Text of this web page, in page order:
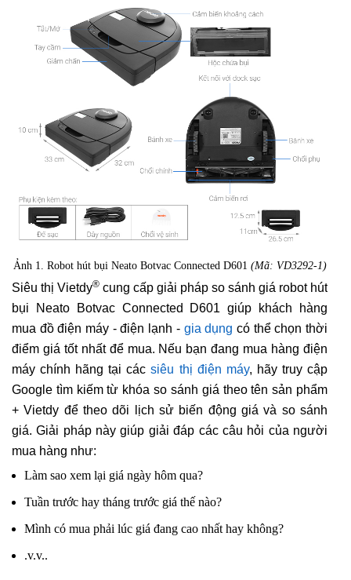
Ảnh 1. Robot hút bụi Neato Botvac Connected D601 (Mã: VD3292-1)
Siêu thị Vietdy® cung cấp giải pháp so sánh giá robot hút
bụi Neato Botvac Connected D601 giúp khách hàng
mua đồ điện máy - điện lạnh - gia dụng có thể chọn thời
điểm giá tốt nhất để mua. Nếu bạn đang mua hàng điện
máy chính hãng tại cácsiêu thị điện máy, hãy truy cập
Google tìm kiếm từ khóa so sánh giá theo tên sản phẩm
+ Vietdy để theo dõi lịch sử biến động giá và so sánh
giá. Giải pháp này giúp giải đáp các câu hỏi của người
mua hàng như:
Làm sao xem lại giá ngày hôm qua?
Tuần trước hay tháng trước giá thế nào?
Mình có mua phải lúc giá đang cao nhất hay không?
.v.v..